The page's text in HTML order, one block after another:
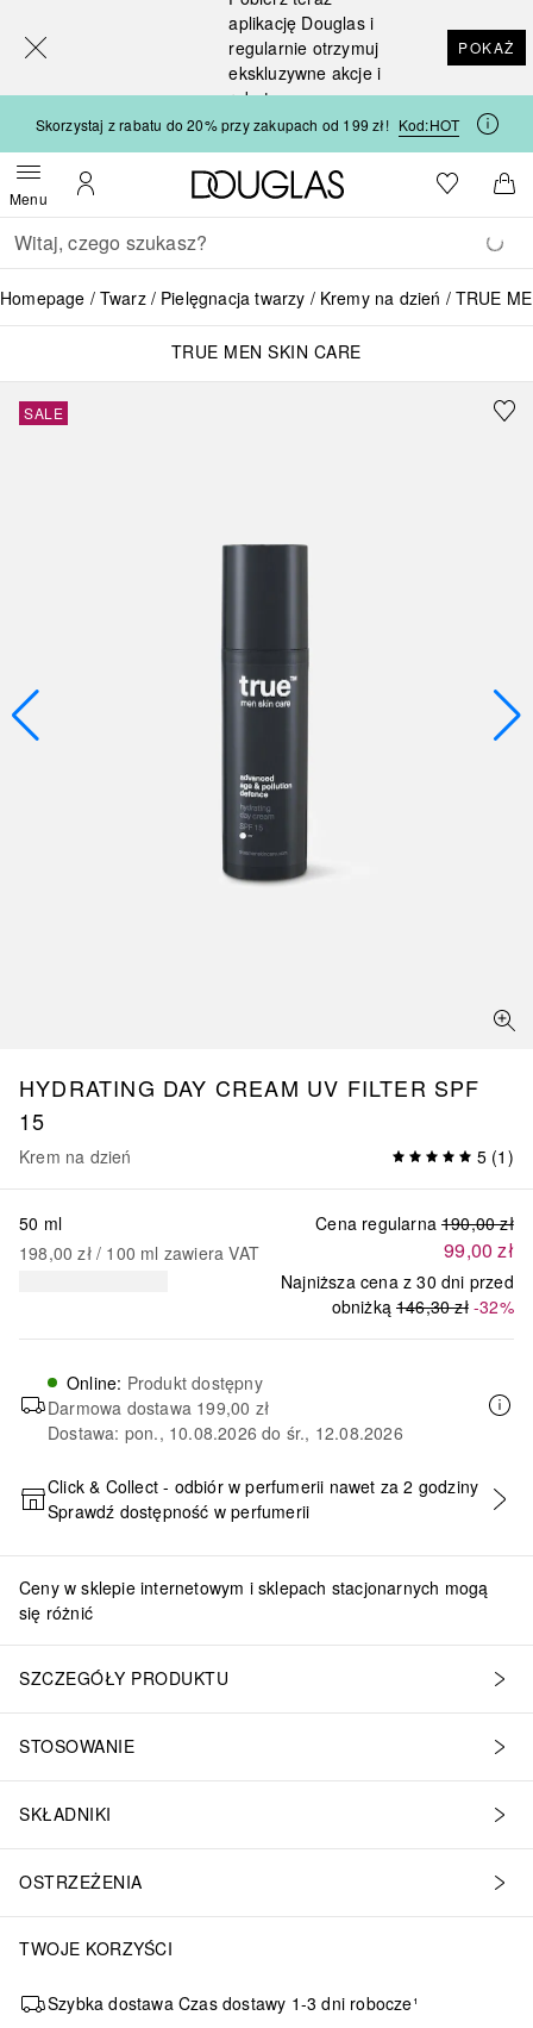
aplikację Douglas i
regularnie otrzymuj
ekskluzywne akcje i
rabaty
POKAŻ
Skorzystaj z rabatu do 20% przy zakupach od 199 zł! Kod:HOT
MenuOtwórz menuMoje konto
Strona główna Douglas
Do listyDo
Wracać
Wykonaj wyszukiwanie
Homepage Twarz Pielęgnacja twarzy Kremy na dzień TRUE
TRUE MEN SKIN CARE
SALE
HYDRATING DAY CREAM UV FILTER SPF
15
Krem na dzień 5 (1 )
Cena regularna 190,00 zł
99,00 zł
Najniższa cena z 30 dni przed
obniżką 146,30 zł-32%
50 ml
198,00 zł / 100 ml zawiera VAT
Online: Produkt dostępny
Darmowa dostawa 199,00 zł
Dostawa: pon., 10.08.2026 do śr., 12.08.2026
DODAJ DO KOSZYKA
Click & Collect - odbiór w perfumerii nawet za 2 godziny
Sprawdź dostępność w perfumerii
Ceny w sklepie internetowym i sklepach stacjonarnych mogą
się różnić
SZCZEGÓŁY PRODUKTU
STOSOWANIE
SKŁADNIKI
OSTRZEŻENIA
TWOJE KORZYŚCI
Szybka dostawa Czas dostawy 1-3 dni robocze¹
[navigation.slideout.screenreader]